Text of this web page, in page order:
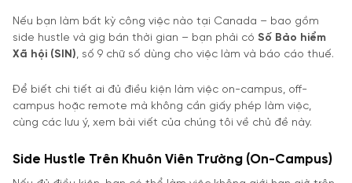
Nếu bạn làm bất kỳ công việc nào tại Canada – bao gồm
side hustle và gig bán thời gian – bạn phải có Số Bảo hiểm
Xã hội (SIN), số 9 chữ số dùng cho việc làm và báo cáo thuế.
Để biết chi tiết ai đủ điều kiện làm việc on-campus, off-
campus hoặc remote mà không cần giấy phép làm việc,
cùng các lưu ý, xem bài viết của chúng tôi về chủ đề này.
Side Hustle Trên Khuôn Viên Trường (On-Campus)